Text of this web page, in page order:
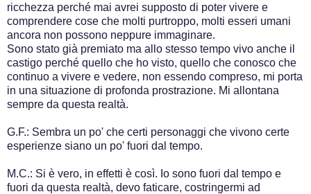
ricchezza perché mai avrei supposto di poter vivere e
comprendere cose che molti purtroppo, molti esseri umani
ancora non possono neppure immaginare.
Sono stato già premiato ma allo stesso tempo vivo anche il
castigo perché quello che ho visto, quello che conosco che
continuo a vivere e vedere, non essendo compreso, mi porta
in una situazione di profonda prostrazione. Mi allontana
sempre da questa realtà.
G.F.: Sembra un po' che certi personaggi che vivono certe
esperienze siano un po' fuori dal tempo.
M.C.: Si è vero, in effetti è così. Io sono fuori dal tempo e
fuori da questa realtà, devo faticare, costringermi ad